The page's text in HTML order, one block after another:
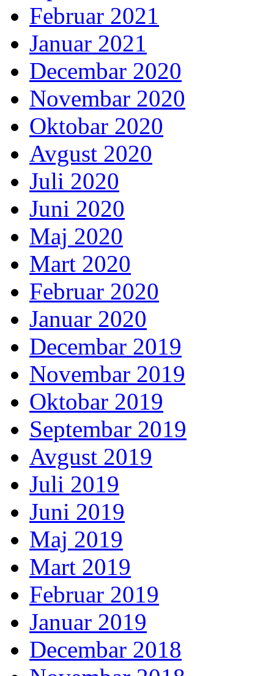
Februar 2021
Januar 2021
Decembar 2020
Novembar 2020
Oktobar 2020
Avgust 2020
Juli 2020
Juni 2020
Maj 2020
Mart 2020
Februar 2020
Januar 2020
Decembar 2019
Novembar 2019
Oktobar 2019
Septembar 2019
Avgust 2019
Juli 2019
Juni 2019
Maj 2019
Mart 2019
Februar 2019
Januar 2019
Decembar 2018